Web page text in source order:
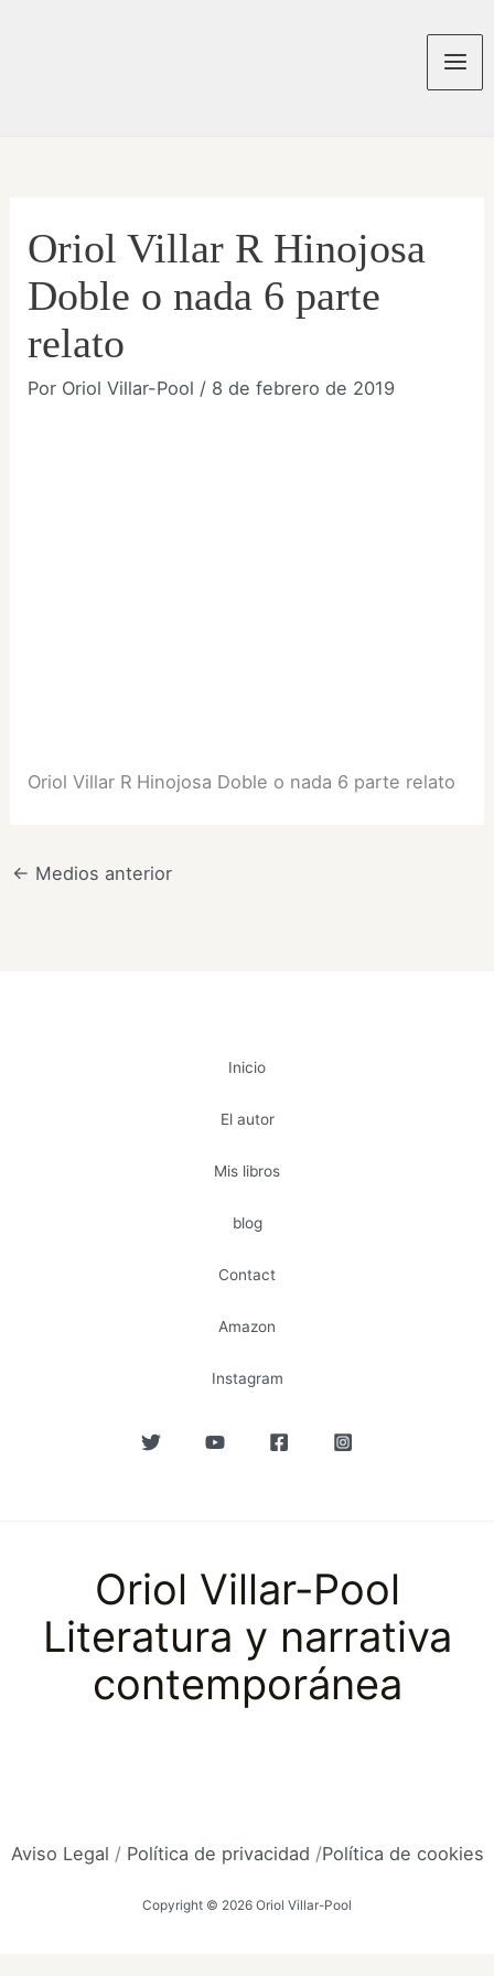
Oriol Villar R Hinojosa
Doble o nada 6 parte
relato
Por Oriol Villar-Pool / 8 de febrero de 2019
Oriol Villar R Hinojosa Doble o nada 6 parte relato
← Medios anterior
Inicio
El autor
Mis libros
blog
Contact
Amazon
Instagram
Oriol Villar-Pool
Literatura y narrativa
contemporánea
Aviso Legal / Política de privacidad /Política de cookies
Copyright © 2026 Oriol Villar-Pool